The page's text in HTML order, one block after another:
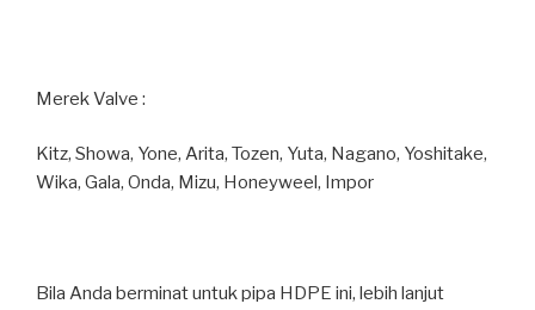
Merek Valve :
Kitz, Showa, Yone, Arita, Tozen, Yuta, Nagano, Yoshitake,
Wika, Gala, Onda, Mizu, Honeyweel, Impor
Bila Anda berminat untuk pipa HDPE ini, lebih lanjut